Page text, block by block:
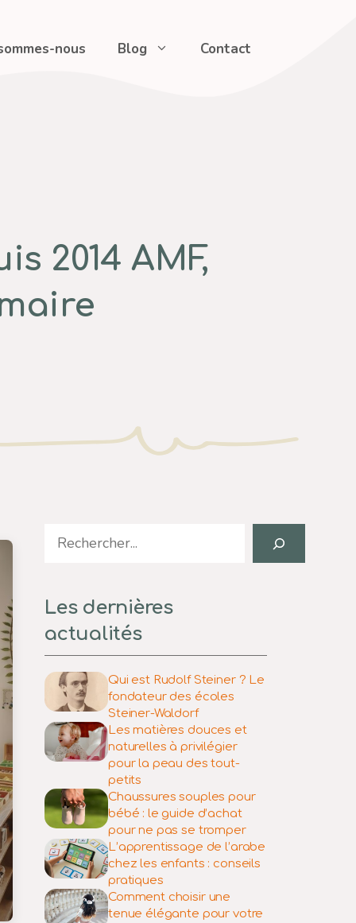
nous Blog Contact
2014 AMF,
Search
Les dernières
actualités
Qui est Rudolf Steiner ? Le
fondateur des écoles
Steiner-Waldorf
Les matières douces et
naturelles à privilégier
pour la peau des tout-
petits
Chaussures souples pour
bébé : le guide d’achat
pour ne pas se tromper
L’apprentissage de l’arabe
chez les enfants : conseils
pratiques
Comment choisir une
tenue élégante pour votre